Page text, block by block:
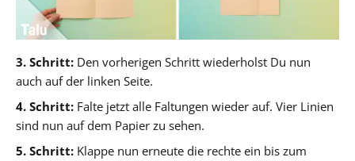
3. Schritt: Den vorherigen Schritt wiederholst Du nun
auch auf der linken Seite.
4. Schritt: Falte jetzt alle Faltungen wieder auf. Vier Linien
sind nun auf dem Papier zu sehen.
5. Schritt: Klappe nun erneute die rechte ein bis zum